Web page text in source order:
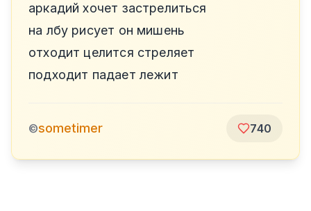
аркадий хочет застрелиться
на лбу рисует он мишень
отходит целится стреляет
подходит падает лежит
©sometimer 740